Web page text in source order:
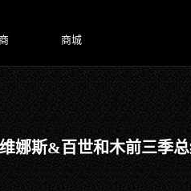
商城
娜斯&百世和木前三季